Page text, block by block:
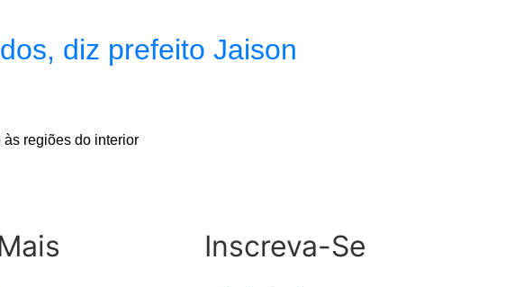
diz prefeito Jaison
regiões do interior
Inscreva-Se